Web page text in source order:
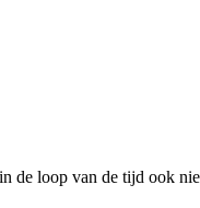
de loop van de tijd ook